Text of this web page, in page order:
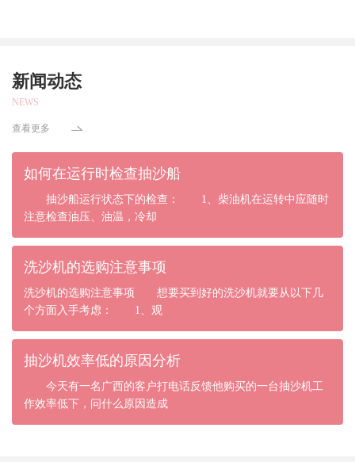
新闻动态
NEWS
查看更多
如何在运行时检查抽沙船
抽沙船运行状态下的检查： 1、柴油机在运转中应随时
注意检查油压、油温，冷却
洗沙机的选购注意事项
洗沙机的选购注意事项 想要买到好的洗沙机就要从以下几
个方面入手考虑： 1、观
抽沙机效率低的原因分析
今天有一名广西的客户打电话反馈他购买的一台抽沙机工
作效率低下，问什么原因造成